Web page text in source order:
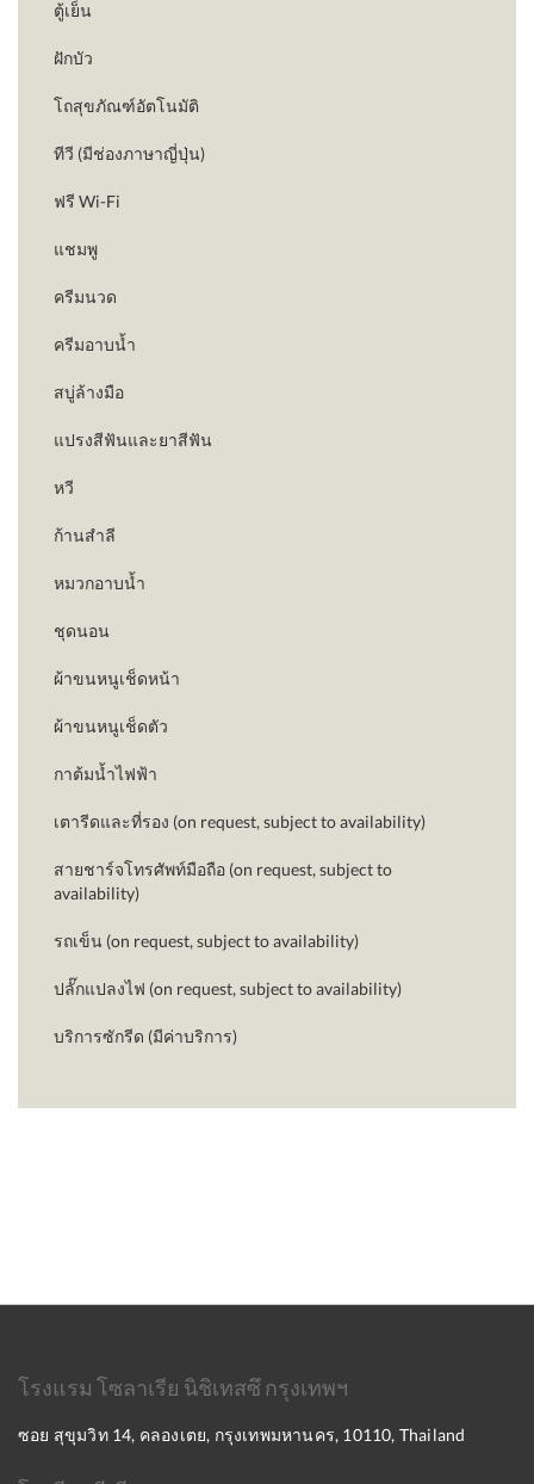
ตู้เย็น
ฝักบัว
โถสุขภัณฑ์อัตโนมัติ
ทีวี (มีช่องภาษาญี่ปุ่น)
ฟรี Wi-Fi
แชมพู
ครีมนวด
ครีมอาบน้ำ
สบู่ล้างมือ
แปรงสีฟันและยาสีฟัน
หวี
ก้านสำลี
หมวกอาบน้ำ
ชุดนอน
ผ้าขนหนูเช็ดหน้า
ผ้าขนหนูเช็ดตัว
กาต้มน้ำไฟฟ้า
เตารีดและที่รอง (on request, subject to availability)
สายชาร์จโทรศัพท์มือถือ (on request, subject to
availability)
รถเข็น (on request, subject to availability)
ปลั๊กแปลงไฟ (on request, subject to availability)
บริการซักรีด (มีค่าบริการ)
โรงแรม โซลาเรีย นิชิเทสซึ กรุงเทพฯ
ซอย สุขุมวิท 14, คลองเตย, กรุงเทพมหานคร, 10110, Thailand